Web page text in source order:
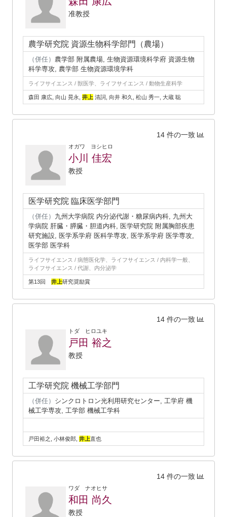
准教授
農学研究院 資源生物科学部門（農場）
（併任） 農学部 附属農場, 生物資源環境科学府 資源生物
科学専攻, 農学部 生物資源環境学科
ライフサイエンス / 獣医学、ライフサイエンス / 動物生産科学
森田 康広, 向山 晃永, 井上 清詞, 向井 和久, 松山 秀一, 大蔵 聡
14 件の一致
オガワ ヨシヒロ
小川 佳宏
教授
医学研究院 臨床医学部門
（併任） 九州大学病院 内分泌代謝・糖尿病内科, 九州大
学病院 肝臓・膵臓・胆道内科, 医学研究院 附属胸部疾患
研究施設, 医学系学府 医科学専攻, 医学系学府 医学専攻,
医学部 医学科
ライフサイエンス / 病態医化学、ライフサイエンス / 内科学一般、
ライフサイエンス / 代謝、内分泌学
第13回 井上研究奨励賞
14 件の一致
トダ ヒロユキ
戸田 裕之
教授
工学研究院 機械工学部門
（併任） シンクロトロン光利用研究センター, 工学府 機
械工学専攻, 工学部 機械工学科
戸田裕之, 小林俊郎, 井上直也
14 件の一致
ワダ ナオヒサ
和田 尚久
教授